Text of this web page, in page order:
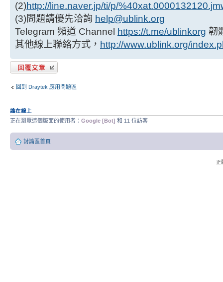
(2)http://line.naver.jp/ti/p/
(3)問題請優先洽詢 help@ublink.org
Telegram 頻道 Channel
https://t.me/ublinkorg 韌
其他線上聯絡方式， http://www.ublink.org/
發表回覆
回到 Draytek 應用問題區
誰在線上
正在瀏覽這個版面的使用者： Google [Bot] 和 11 位訪客
討論區首頁
正